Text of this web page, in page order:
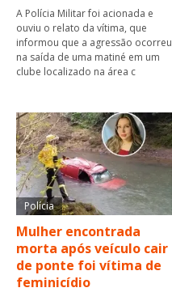
A Polícia Militar foi acionada e
ouviu o relato da vítima, que
informou que a agressão ocorreu
na saída de uma matiné em um
clube localizado na área c
Polícia
Mulher encontrada
morta após veículo cair
de ponte foi vítima de
feminicídio